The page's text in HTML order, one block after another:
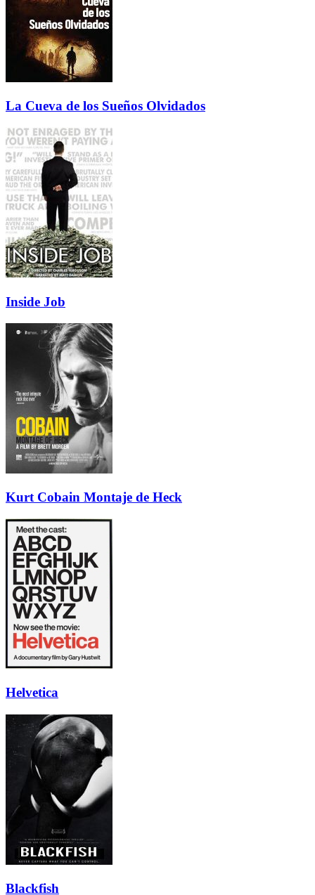
La Cueva de los Sueños Olvidados
Inside Job
Kurt Cobain Montaje de Heck
Helvetica
Blackfish